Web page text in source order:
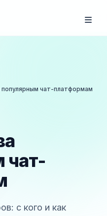
чат-платформам
чат-
с кого и как